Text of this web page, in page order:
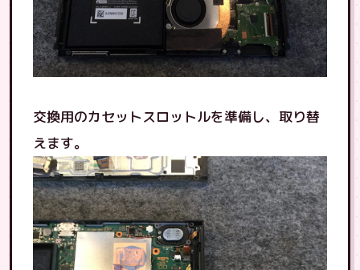
交換用のカセットスロットルを準備し、取り替
えます。